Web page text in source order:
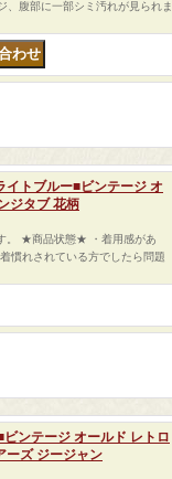
、腹部に一部シミ汚れが見られま
イトブルー■ビンテージ オ
ジタブ 花柄
。 ★商品状態★ ・着用感があ
慣れされている方でしたら問題
ビンテージ オールド レトロ
ーズ ジージャン